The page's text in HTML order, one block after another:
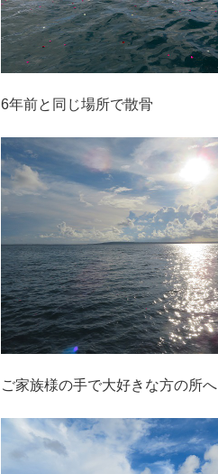
6年前と同じ場所で散骨
ご家族様の手で大好きな方の所へ